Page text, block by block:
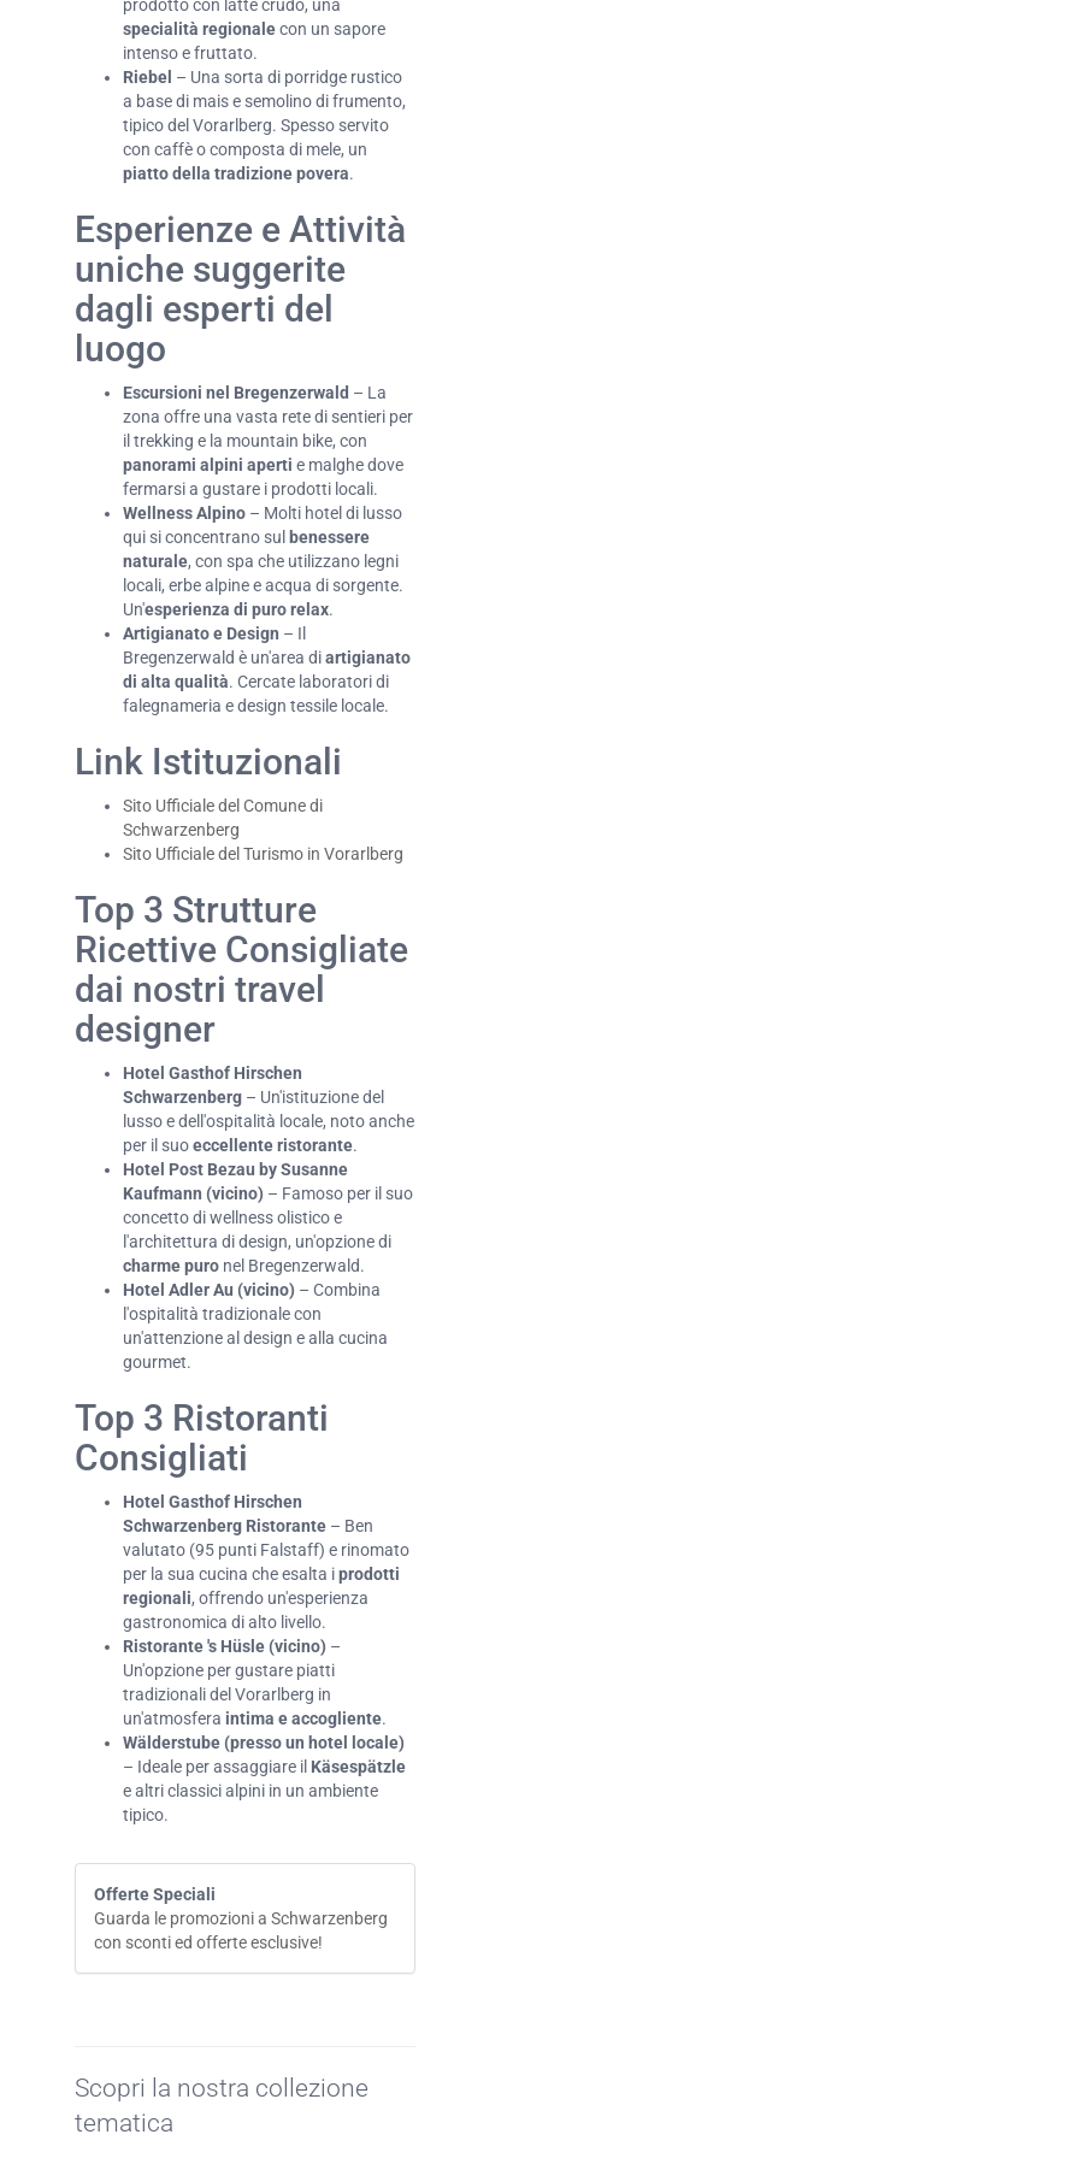
prodotto con latte crudo, una
specialità regionalecon un sapore
intenso e fruttato.
Riebel – Una sorta di porridge rustico
a base di mais e semolino di frumento,
tipico del Vorarlberg. Spesso servito
con caffè o composta di mele, un
piatto della tradizione povera.
Esperienze e Attività
uniche suggerite
dagli esperti del
luogo
Escursioni nel Bregenzerwald – La
zona offre una vasta rete di sentieri per
il trekking e la mountain bike, con
panorami alpini aperti e malghe dove
fermarsi a gustare i prodotti locali.
Wellness Alpino – Molti hotel di lusso
qui si concentrano sul benessere
naturale, con spa che utilizzano legni
locali, erbe alpine e acqua di sorgente.
Un'esperienza di puro relax.
Artigianato e Design – Il
Bregenzerwald è un'area diartigianato
di alta qualità. Cercate laboratori di
falegnameria e design tessile locale.
Link Istituzionali
Sito Ufficiale del Comune di
Schwarzenberg
Sito Ufficiale del Turismo in Vorarlberg
Top 3 Strutture
Ricettive Consigliate
dai nostri travel
designer
Hotel Gasthof Hirschen
Schwarzenberg – Un'istituzione del
lusso e dell'ospitalità locale, noto anche
per il suoeccellente ristorante.
Hotel Post Bezau by Susanne
Kaufmann (vicino) – Famoso per il suo
concetto di wellness olistico e
l'architettura di design, un'opzione di
charme puro nel Bregenzerwald.
Hotel Adler Au (vicino) – Combina
l'ospitalità tradizionale con
un'attenzione al design e alla cucina
gourmet.
Top 3 Ristoranti
Consigliati
Hotel Gasthof Hirschen
Schwarzenberg Ristorante – Ben
valutato (95 punti Falstaff) e rinomato
per la sua cucina che esalta iprodotti
regionali, offrendo un'esperienza
gastronomica di alto livello.
Ristorante 's Hüsle (vicino) –
Un'opzione per gustare piatti
tradizionali del Vorarlberg in
un'atmosfera intima e accogliente.
Wälderstube (presso un hotel locale)
– Ideale per assaggiare il Käsespätzle
e altri classici alpini in un ambiente
tipico.
Offerte Speciali
Guarda le promozioni a Schwarzenberg
con sconti ed offerte esclusive!
Scopri la nostra collezione
tematica